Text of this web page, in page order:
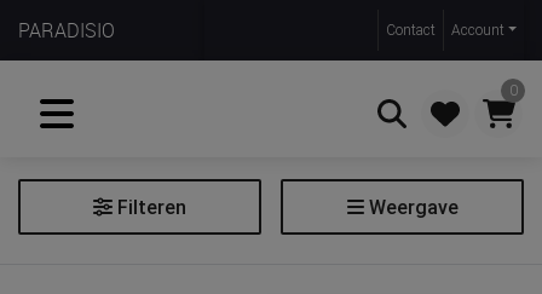
PARADISIO Contact Account
0
Zoeken
Filteren Weergave